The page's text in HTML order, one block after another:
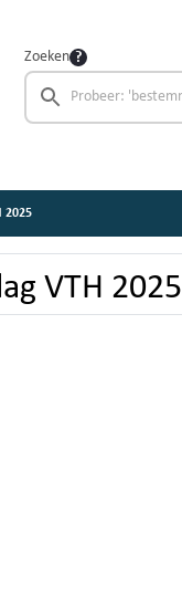
Zoeken
2025
VTH 2025